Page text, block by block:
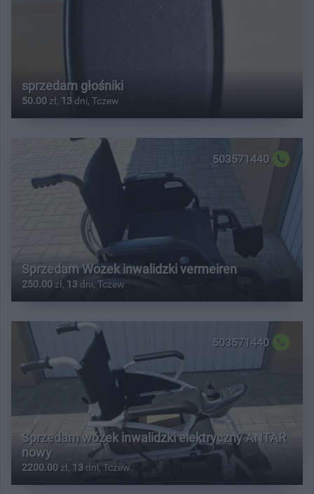
sprzedam głośniki
50.00 zł, 13 dni, Tczew
503571440
Sprzedam Wozek inwalidzki vermeiren
250.00 zł, 13 dni, Tczew
503571440
Sprzedam wózek inwalidzki elektryczny ANTAR
nowy
2200.00 zł, 13dni, Tczew